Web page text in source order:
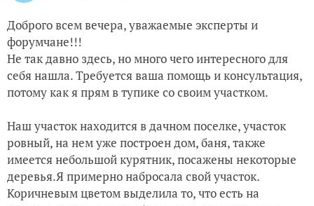
Доброго всем вечера, уважаемые эксперты и
форумчане!!!
Не так давно здесь, но много чего интересного для
себя нашла. Требуется ваша помощь и консультация,
потому как я прям в тупике со своим участком.
Наш участок находится в дачном поселке, участок
ровный, на нем уже построен дом, баня, также
имеется небольшой курятник, посажены некоторые
деревья.Я примерно набросала свой участок.
Коричневым цветом выделила то, что есть на